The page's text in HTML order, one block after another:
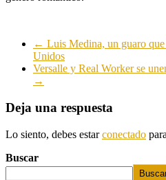
← Luis Medina, un guaro que
Unidos
Versalle y Real Worker se
→
Deja una respuesta
Lo siento, debes estarconectado
Buscar